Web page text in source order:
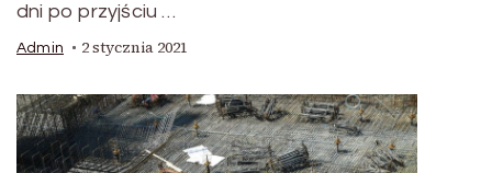
dni po przyjściu …
Admin 2 stycznia 2021